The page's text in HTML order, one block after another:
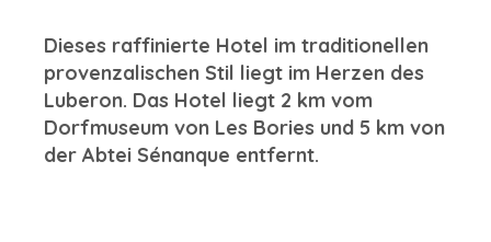
Dieses raffinierte Hotel im traditionellen
provenzalischen Stil liegt im Herzen des
Luberon. Das Hotel liegt 2 km vom
Dorfmuseum von Les Bories und 5 km von
der Abtei Sénanque entfernt.